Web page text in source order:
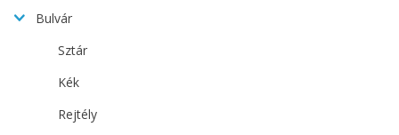
Bulvár
Sztár
Kék
Rejtély